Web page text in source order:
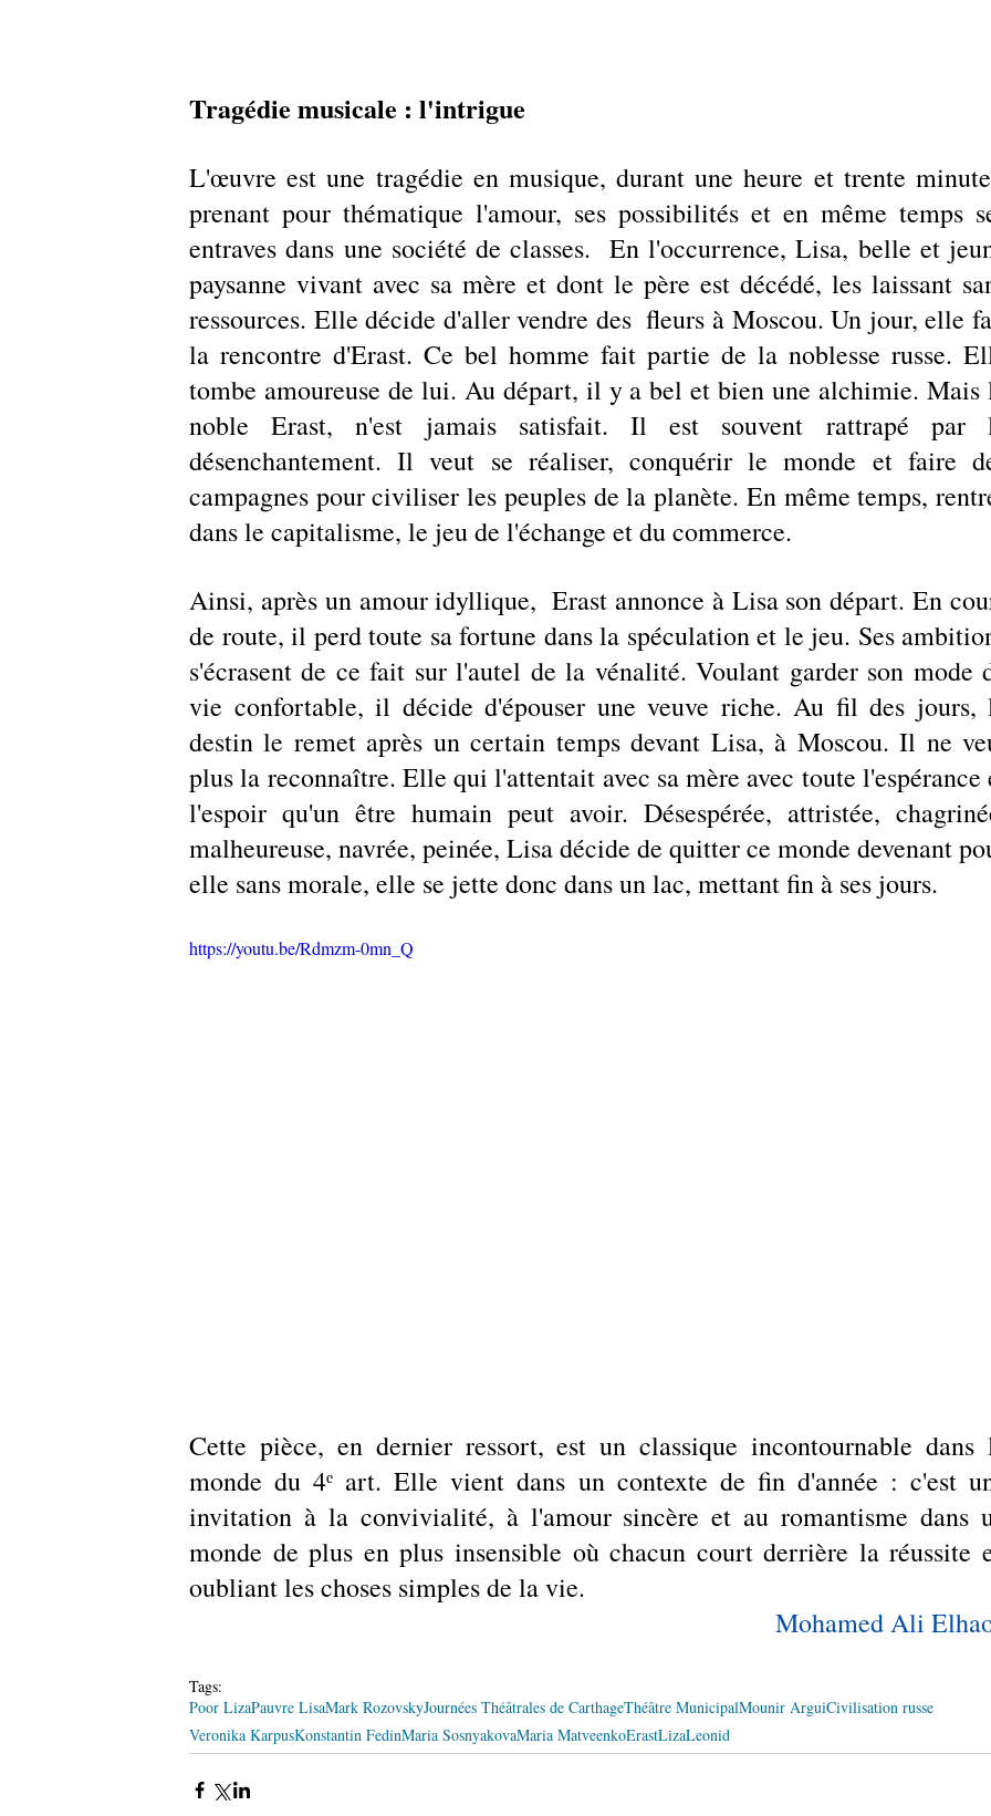
Tragédie musicale : l'intrigue
L'œuvre est une tragédie en musique, durant une heure et trente
prenant pour thématique l'amour, ses possibilités et en même temps
entraves dans une société de classes.  En l'occurrence, Lisa, belle et
paysanne vivant avec sa mère et dont le père est décédé, les laissant
ressources. Elle décide d'aller vendre des  fleurs à Moscou. Un jour, elle
la rencontre d'Erast. Ce bel homme fait partie de la noblesse russe.
tombe amoureuse de lui. Au départ, il y a bel et bien une alchimie. Mais
noble Erast, n'est jamais satisfait. Il est souvent rattrapé par
désenchantement. Il veut se réaliser, conquérir le monde et faire
campagnes pour civiliser les peuples de la planète. En même temps,
dans le capitalisme, le jeu de l'échange et du commerce.
Ainsi, après un amour idyllique,  Erast annonce à Lisa son départ. En
de route, il perd toute sa fortune dans la spéculation et le jeu. Ses
s'écrasent de ce fait sur l'autel de la vénalité. Voulant garder son mode
vie confortable, il décide d'épouser une veuve riche. Au fil des jours,
destin le remet après un certain temps devant Lisa, à Moscou. Il ne
plus la reconnaître. Elle qui l'attentait avec sa mère avec toute l'espérance
l'espoir qu'un être humain peut avoir. Désespérée, attristée,
malheureuse, navrée, peinée, Lisa décide de quitter ce monde devenant
elle sans morale, elle se jette donc dans un lac, mettant fin à ses jours.
https://youtu.be/Rdmzm-0mn_Q
Cette pièce, en dernier ressort, est un classique incontournable dans
monde du 4ᵉ art. Elle vient dans un contexte de fin d'année : c'est
invitation à la convivialité, à l'amour sincère et au romantisme dans
monde de plus en plus insensible où chacun court derrière la réussite
oubliant les choses simples de la vie.
Mohamed Ali
Tags:
Poor LizaPauvre LisaMark RozovskyJournées Théâtrales de CarthageThéâtre MunicipalMounir ArguiCivilisation russe
Veronika KarpusKonstantin FedinMaria SosnyakovaMaria MatveenkoErastLizaLeonid